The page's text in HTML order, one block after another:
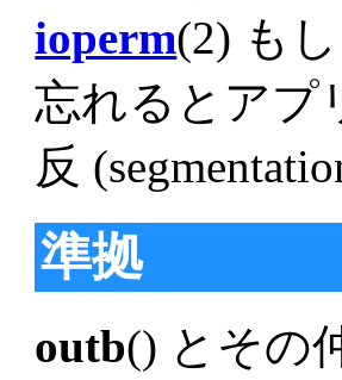
ioperm(2) も
忘れるとアプ
反
準拠
outb() とその